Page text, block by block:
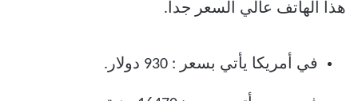
هذا الهاتف عالي السعر جدا.
في أمريكا يأتي بسعر : 930 دولار.